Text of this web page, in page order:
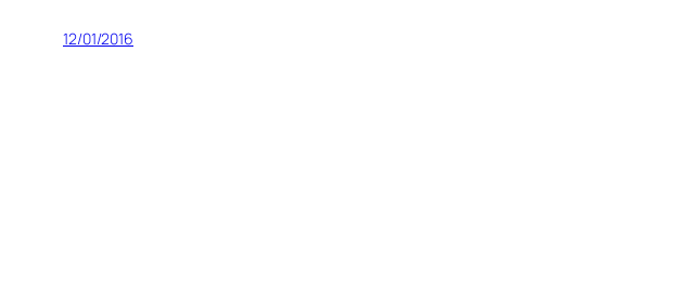
12/01/2016